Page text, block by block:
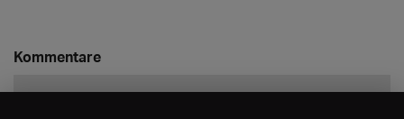
Kommentare